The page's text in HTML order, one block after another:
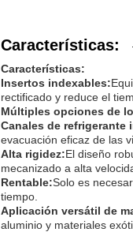
Características:
Características:
Insertos indexables:
rectificado y reduce el
Múltiples opciones de
Canales de refrigerante
evacuación eficaz de las
Alta rigidez:El diseño
mecanizado a alta
Rentable:Solo es
tiempo.
Aplicación versátil de
aluminio y materiales